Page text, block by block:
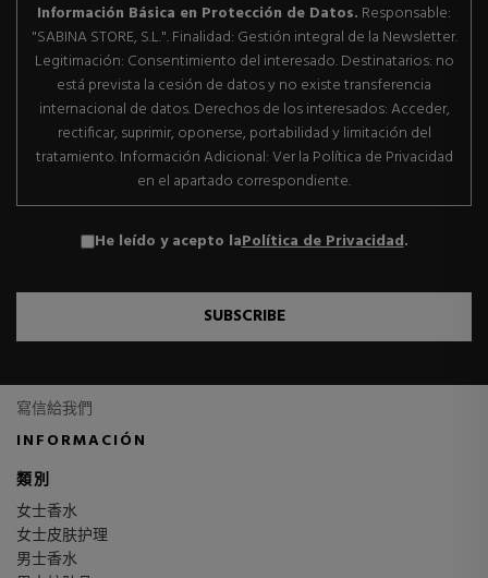
Información Básica en Protección de Datos. Responsable:
"SABINA STORE, S.L.". Finalidad: Gestión integral de la Newsletter.
Legitimación: Consentimiento del interesado. Destinatarios: no
está prevista la cesión de datos y no existe transferencia
internacional de datos. Derechos de los interesados: Acceder,
rectificar, suprimir, oponerse, portabilidad y limitación del
tratamiento. Información Adicional: Ver la Política de Privacidad
en el apartado correspondiente.
He leído y acepto laPolítica de Privacidad.
SUBSCRIBE
寫信給我們
INFORMACIÓN
類別
女士香水
女士皮肤护理
男士香水